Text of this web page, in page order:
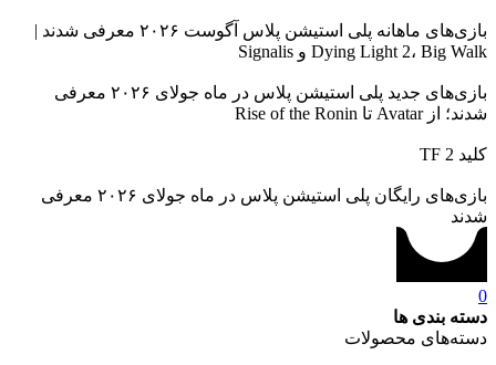
بازی‌های ماهانه پلی استیشن پلاس آگوست ۲۰۲۶ معرفی شدند |
Dying Light 2، Big Walk و Signalis
بازی‌های جدید پلی استیشن پلاس در ماه جولای ۲۰۲۶ معرفی
شدند؛ از Avatar تا Rise of the Ronin
کلید TF 2
بازی‌های رایگان پلی استیشن پلاس در ماه جولای ۲۰۲۶ معرفی
شدند
0
دسته بندی ها
دسته‌های محصولات